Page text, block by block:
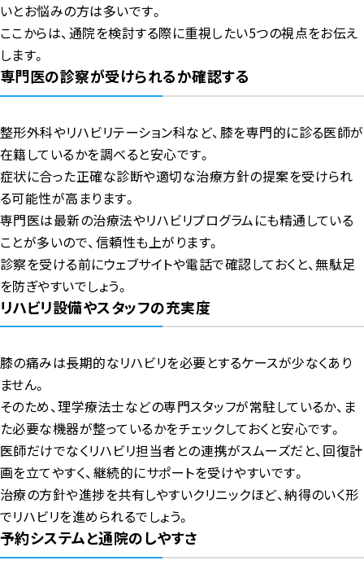
いとお悩みの方は多いです。
ここからは、通院を検討する際に重視したい5つの視点をお伝え
します。
専門医の診察が受けられるか確認する
整形外科やリハビリテーション科など、膝を専門的に診る医師が
在籍しているかを調べると安心です。
症状に合った正確な診断や適切な治療方針の提案を受けられ
る可能性が高まります。
専門医は最新の治療法やリハビリプログラムにも精通している
ことが多いので、信頼性も上がります。
診察を受ける前にウェブサイトや電話で確認しておくと、無駄足
を防ぎやすいでしょう。
リハビリ設備やスタッフの充実度
膝の痛みは長期的なリハビリを必要とするケースが少なくあり
ません。
そのため、理学療法士などの専門スタッフが常駐しているか、ま
た必要な機器が整っているかをチェックしておくと安心です。
医師だけでなくリハビリ担当者との連携がスムーズだと、回復計
画を立てやすく、継続的にサポートを受けやすいです。
治療の方針や進捗を共有しやすいクリニックほど、納得のいく形
でリハビリを進められるでしょう。
予約システムと通院のしやすさ